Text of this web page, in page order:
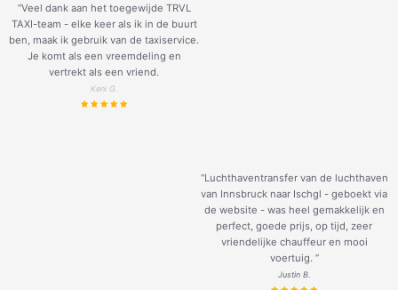
“Veel dank aan het toegewijde TRVL
TAXI-team - elke keer als ik in de buurt
ben, maak ik gebruik van de taxiservice.
Je komt als een vreemdeling en
vertrekt als een vriend.
Keni G.
“Luchthaventransfer van de luchthaven
van Innsbruck naar Ischgl - geboekt via
de website - was heel gemakkelijk en
perfect, goede prijs, op tijd, zeer
vriendelijke chauffeur en mooi
voertuig. ”
Justin B.